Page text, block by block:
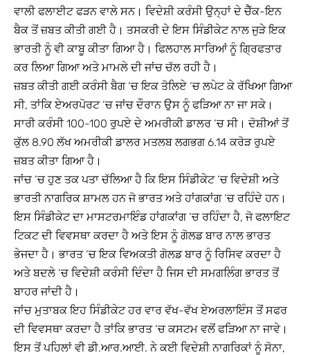
ਵਾਲੀ ਫਲਾਈਟ ਫੜਨ ਵਾਲੇ ਸਨ। ਵਿਦੇਸ਼ੀ ਕਰੰਸੀ ਉਨ੍ਹਾਂ ਦੇ ਚੈੱਕ-ਇਨ
ਬੈਕ ਤੋਂ ਜ਼ਬਤ ਕੀਤੀ ਗਈ ਹੈ। ਤਸਕਰੀ ਦੇ ਇਸ ਸਿੰਡੀਕੇਟ ਨਾਲ ਜੁੜੇ ਇਕ
ਭਾਰਤੀ ਨੂੰ ਵੀ ਕਾਬੂ ਕੀਤਾ ਗਿਆ ਹੈ। ਫਿਲਹਾਲ ਸਾਰਿਆਂ ਨੂੰ ਗ੍ਰਿਫਤਾਰ
ਕਰ ਲਿਆ ਗਿਆ ਅਤੇ ਮਾਮਲੇ ਦੀ ਜਾਂਚ ਚੱਲ ਰਹੀ ਹੈ।
ਜ਼ਬਤ ਕੀਤੀ ਗਈ ਕਰੰਸੀ ਬੈਗ ‘ਚ ਇਕ ਤੋਲਿਏ ‘ਚ ਲਪੇਟ ਕੇ ਰੱਖਿਆ ਗਿਆ
ਸੀ, ਤਾਂਕਿ ਏਅਰਪੋਰਟ ‘ਚ ਜਾਂਚ ਦੌਰਾਨ ਉਸ ਨੂੰ ਫੜਿਆ ਨਾ ਜਾ ਸਕੇ।
ਸਾਰੀ ਕਰੰਸੀ 100-100 ਰੁਪਏ ਦੇ ਅਮਰੀਕੀ ਡਾਲਰ ‘ਚ ਸੀ। ਦੋਸ਼ੀਆਂ ਤੋਂ
ਕੁੱਲ 8.90 ਲੱਖ ਅਮਰੀਕੀ ਡਾਲਰ ਮਤਲਬ ਲਗਭਗ 6.14 ਕਰੋੜ ਰੁਪਏ
ਜ਼ਬਤ ਕੀਤਾ ਗਿਆ ਹੈ।
ਜਾਂਚ ‘ਚ ਹੁਣ ਤਕ ਪਤਾ ਚੱਲਿਆ ਹੈ ਕਿ ਇਸ ਸਿੰਡੀਕੇਟ ‘ਚ ਵਿਦੇਸ਼ੀ ਅਤੇ
ਭਾਰਤੀ ਨਾਗਰਿਕ ਸ਼ਾਮਲ ਹਨ ਜੋ ਭਾਰਤ ਅਤੇ ਹਾਂਗਕਾਂਗ ‘ਚ ਰਹਿੰਦੇ ਹਨ।
ਇਸ ਸਿੰਡੀਕੇਟ ਦਾ ਮਾਸਟਰਮਾਇੰਡ ਹਾਂਗਕਾਂਗ ‘ਚ ਰਹਿੰਦਾ ਹੈ, ਜੋ ਫਲਾਇਟ
ਟਿਕਟ ਦੀ ਵਿਵਸਥਾ ਕਰਦਾ ਹੈ ਅਤੇ ਇਸ ਨੂੰ ਗੋਲਡ ਬਾਰ ਨਾਲ ਭਾਰਤ
ਭੇਜਦਾ ਹੈ। ਭਾਰਤ ‘ਚ ਇਕ ਵਿਅਕਤੀ ਗੋਲਡ ਬਾਰ ਨੂੰ ਰਿਸਿਵ ਕਰਦਾ ਹੈ
ਅਤੇ ਬਦਲੇ ‘ਚ ਵਿਦੇਸ਼ੀ ਕਰੰਸੀ ਦਿੰਦਾ ਹੈ ਜਿਸ ਦੀ ਸਮਗਲਿੰਗ ਭਾਰਤ ਤੋਂ
ਬਾਹਰ ਜਾਂਦੀ ਹੈ।
ਜਾਂਚ ਮੁਤਾਬਕ ਇਹ ਸਿੰਡੀਕੇਟ ਹਰ ਵਾਰ ਵੱਖ-ਵੱਖ ਏਅਰਲਾਇੰਸ ਤੋਂ ਸਫਰ
ਦੀ ਵਿਵਸਥਾ ਕਰਦਾ ਹੈ ਤਾਂਕਿ ਭਾਰਤ ‘ਚ ਕਸਟਮ ਵਲੋਂ ਫੜਿਆ ਨਾ ਜਾਵੇ।
ਇਸ ਤੋਂ ਪਹਿਲਾਂ ਵੀ ਡੀ.ਆਰ.ਆਈ. ਨੇ ਕਈ ਵਿਦੇਸ਼ੀ ਨਾਗਰਿਕਾਂ ਨੂੰ ਸੋਨਾ,